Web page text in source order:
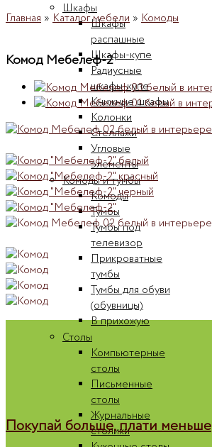
Шкафы
Шкафы
распашные
Шкафы-купе
Радиусные
шкафы-купе
Книжные шкафы
Колонки
Стеллажи
Угловые
элементы
Комоды и тумбы
Комоды
Тумбы
Тумбы под
телевизор
Прикроватные
тумбы
Тумбы для обуви
(обувницы)
В прихожую
Столы
Компьютерные
столы
Письменные
столы
Журнальные
столики
Главная » Каталог мебели » Комоды
Комод Мебелеф-2
Покупай больше, плати меньше